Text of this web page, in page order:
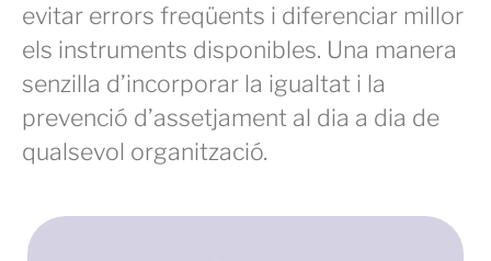
Ves-hi
evitar errors freqüents i diferenciar millor
els instruments disponibles. Una manera
senzilla d’incorporar la igualtat i la
prevenció d’assetjament al dia a dia de
qualsevol organització.